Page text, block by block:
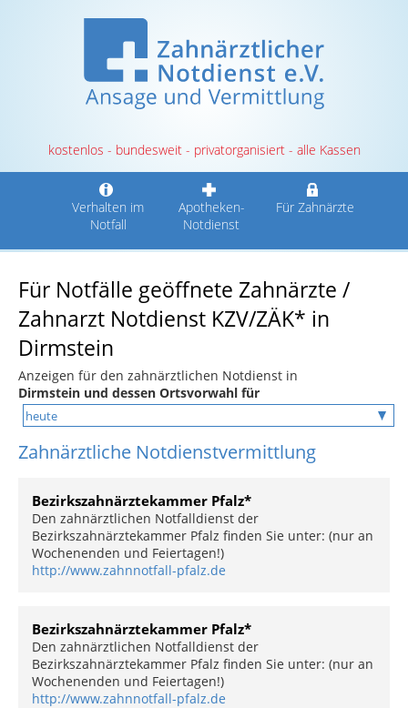
kostenlos - bundesweit - privatorganisiert - alle Kassen
Verhalten im
Notfall
Apotheken-
Notdienst
Für Zahnärzte
Für Notfälle geöffnete Zahnärzte /
Zahnarzt Notdienst KZV/ZÄK* in
Dirmstein
Anzeigen für den zahnärztlichen Notdienst in
Dirmstein und dessen Ortsvorwahl für
Zahnärztliche Notdienstvermittlung
Bezirkszahnärztekammer Pfalz*
Den zahnärztlichen Notfalldienst der
Bezirkszahnärztekammer Pfalz finden Sie unter: (nur an
Wochenenden und Feiertagen!)
http://www.zahnnotfall-pfalz.de
Bezirkszahnärztekammer Pfalz*
Den zahnärztlichen Notfalldienst der
Bezirkszahnärztekammer Pfalz finden Sie unter: (nur an
Wochenenden und Feiertagen!)
http://www.zahnnotfall-pfalz.de